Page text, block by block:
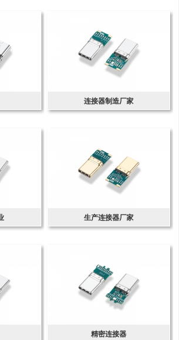
连接器制造厂家
生产连接器厂家
精密连接器